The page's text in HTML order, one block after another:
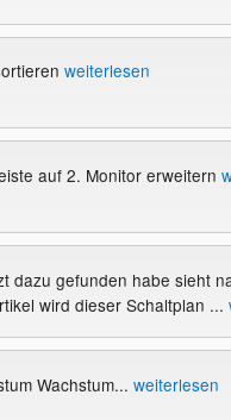
weiterlesen
auf 2. Monitor erweitern
dazu gefunden habe sieht
wird dieser Schaltplan ...
Wachstum... weiterlesen